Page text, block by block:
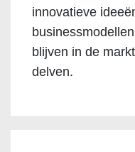
innovatieve
blijven in de
delven.